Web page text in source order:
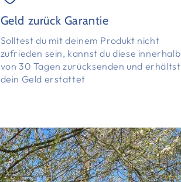
Geld zurück Garantie
Solltest du mit deinem Produkt nicht
zufrieden sein, kannst du diese innerhalb
von 30 Tagen zurücksenden und erhältst
dein Geld erstattet